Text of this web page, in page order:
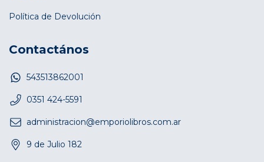
Política de Devolución
Contactános
543513862001
0351 424-5591
administracion@emporiolibros.com.ar
9 de Julio 182